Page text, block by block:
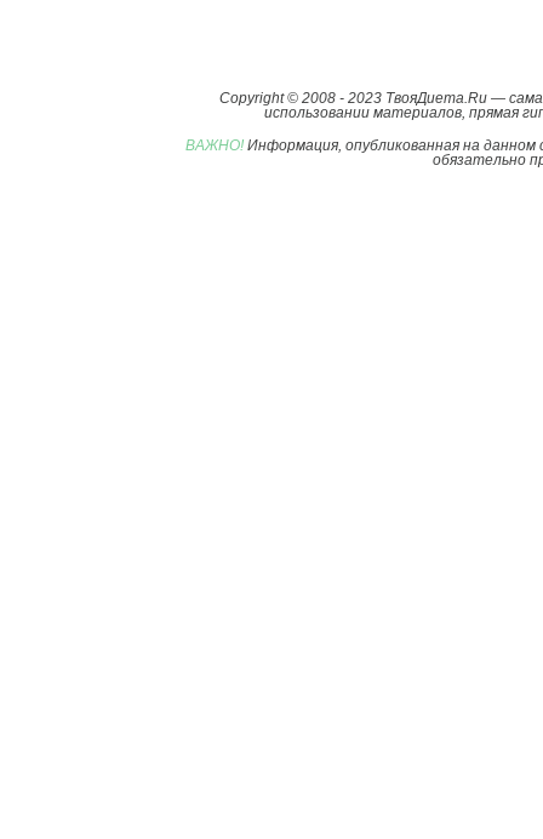
Copyright © 2008 - 2023 ТвояДиета.Ru —
использовании материалов, прямая
ВАЖНО! Информация, опубликованная на
обязательно